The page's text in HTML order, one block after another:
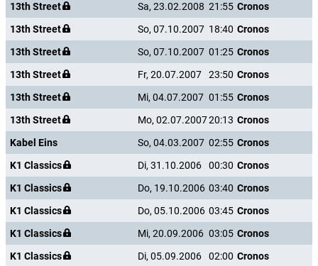
13th Street Sa, 23.02.2008 21:55 Cronos
13th Street
So, 07.10.2007 18:40 Cronos
13th Street
So, 07.10.2007 01:25 Cronos
13th Street
Fr, 20.07.2007 23:50 Cronos
13th Street
Mi, 04.07.2007 01:55 Cronos
13th Street
Mo, 02.07.200720:13 Cronos
Kabel Eins
So, 04.03.2007 02:55 Cronos
K1 Classics
Di, 31.10.2006 00:30 Cronos
K1 Classics
Do, 19.10.2006 03:40 Cronos
K1 Classics
Do, 05.10.2006 03:45 Cronos
K1 Classics
Mi, 20.09.2006 03:05 Cronos
K1 Classics
Di, 05.09.2006 02:00 Cronos